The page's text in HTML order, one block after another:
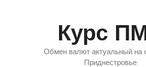
Курс
Обмен валют актуальный на
Приднестровье